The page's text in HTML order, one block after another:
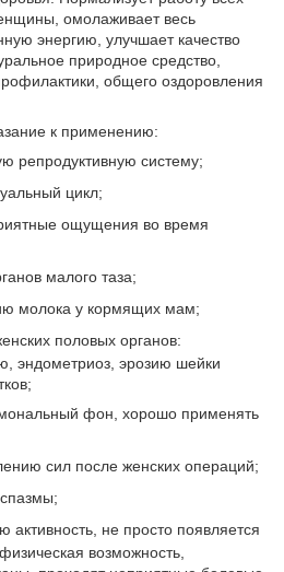
омолаживает весь
энергию, улучшает качество
природное средство,
общего оздоровления
к применению:
репродуктивную систему;
цикл;
ощущения во время
малого таза;
молока у кормящих мам;
половых органов:
эндометриоз, эрозию шейки
фон, хорошо применять
сил после женских операций;
активность, не просто появляется
возможность,